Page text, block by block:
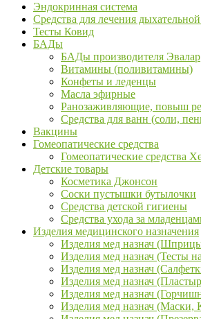
Эндокринная система
Средства для лечения
Тесты Ковид
БАДы
БАДы производителя Эвалар
Витамины (поливитамины)
Конфеты и леденцы
Масла эфирные
Ранозаживляющие, повыш
Средства для ванн (соли,
Вакцины
Гомеопатические средства
Гомеопатические средства
Детские товары
Косметика Джонсон
Соски пустышки бутылочки
Средства детской гигиены
Средства ухода за
Изделия медицинского назначения
Изделия мед назнач
Изделия мед назнач (Тесты
Изделия мед назнач
Изделия мед назнач
Изделия мед назнач
Изделия мед назнач (Маски,